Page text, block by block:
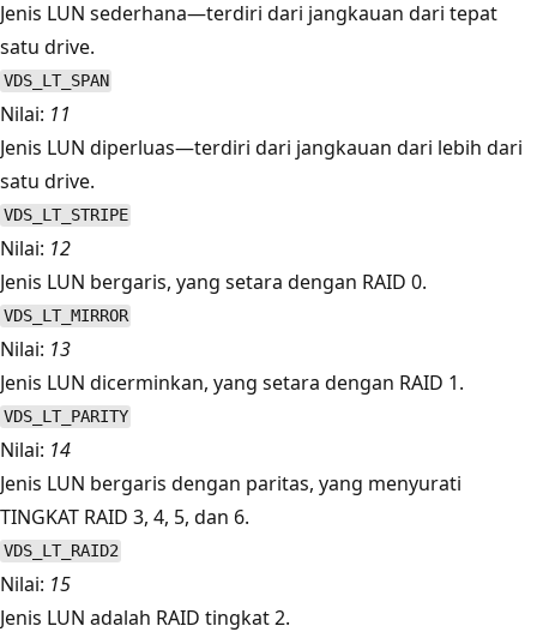
Jenis LUN sederhana—terdiri dari jangkauan dari tepat
satu drive.
VDS_LT_SPAN
Nilai: 11
Jenis LUN diperluas—terdiri dari jangkauan dari lebih dari
satu drive.
VDS_LT_STRIPE
Nilai: 12
Jenis LUN bergaris, yang setara dengan RAID 0.
VDS_LT_MIRROR
Nilai: 13
Jenis LUN dicerminkan, yang setara dengan RAID 1.
VDS_LT_PARITY
Nilai: 14
Jenis LUN bergaris dengan paritas, yang menyurati
TINGKAT RAID 3, 4, 5, dan 6.
VDS_LT_RAID2
Nilai: 15
Jenis LUN adalah RAID tingkat 2.